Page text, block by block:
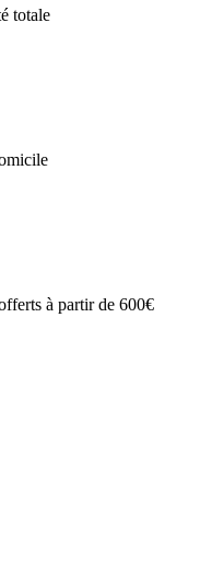
totale
à partir de 600€